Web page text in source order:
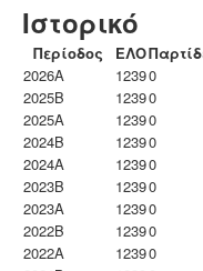
Ιστορικό
Περίοδος ΕΛΟ
2026A
12390
2025B
12390
2025A
12390
2024B
12390
2024A
12390
2023B
12390
2023Α
12390
2022B
12390
2022A
12390